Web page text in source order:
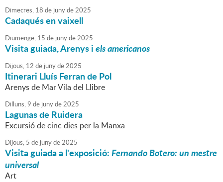
Dimecres, 18 de junyde2025
Cadaqués en vaixell
Diumenge, 15 de junyde2025
Visita guiada, Arenys iels americanos
Dijous, 12 de junyde2025
Itinerari Lluís Ferran de Pol
Arenys de Mar Vila del Llibre
Dilluns,9 de junyde2025
Lagunas de Ruidera
Excursió de cinc dies per la Manxa
Dijous, 5 de junyde2025
Visita guiada a l'exposició:Fernando Botero: un mestre
universal
Art